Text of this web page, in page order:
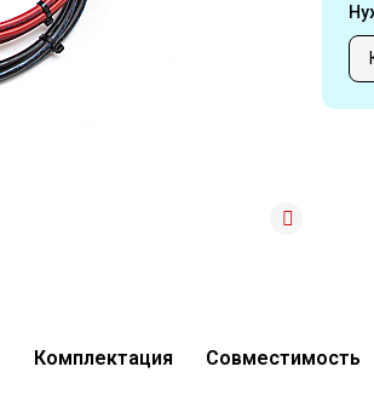
Комплектация Совместимость